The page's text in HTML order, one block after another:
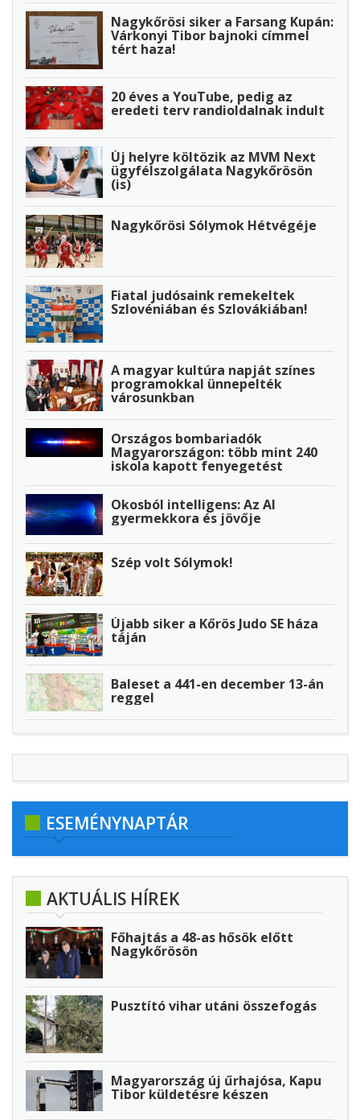
Nagykőrösi siker a Farsang Kupán:
Várkonyi Tibor bajnoki címmel
tért haza!
20 éves a YouTube, pedig az
eredeti terv randioldalnak indult
Új helyre költözik az MVM Next
ügyfélszolgálata Nagykőrösön
(is)
Nagykőrösi Sólymok Hétvégéje
Fiatal judósaink remekeltek
Szlovéniában és Szlovákiában!
A magyar kultúra napját színes
programokkal ünnepelték
városunkban
Országos bombariadók
Magyarországon: több mint 240
iskola kapott fenyegetést
Okosból intelligens: Az AI
gyermekkora és jövője
Szép volt Sólymok!
Újabb siker a Kőrös Judo SE háza
táján
Baleset a 441-en december 13-án
reggel
ESEMÉNYNAPTÁR
AKTUÁLIS HÍREK
Főhajtás a 48-as hősök előtt
Nagykőrösön
Pusztító vihar utáni összefogás
Magyarország új űrhajósa, Kapu
Tibor küldetésre készen